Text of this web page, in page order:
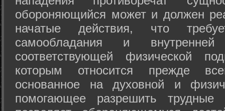
обороняющийся может и должен
начатые действия, что
самообладания и
соответствующей физической
которым относится прежде
основанное на духовной и
помогающее разрешить